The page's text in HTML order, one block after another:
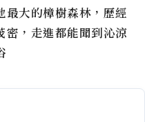
最大的樟樹森林，歷經
密，走進都能聞到沁涼